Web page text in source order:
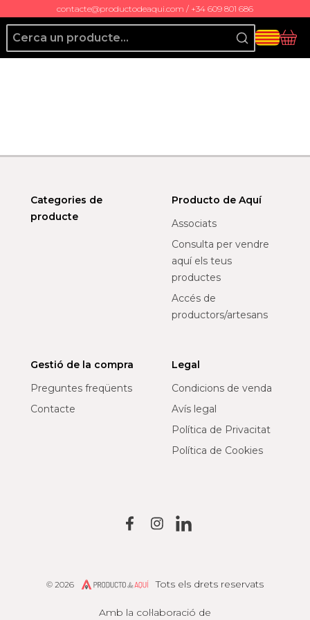
contacte@productodeaqui.com / +34 609 801 686
Producto de Aquí
Categories de
producte
Producto de Aquí
Associats
Consulta per vendre
aquí els teus
productes
Accés de
productors/artesans
Gestió de la compra
Preguntes freqüents
Contacte
Legal
Condicions de venda
Avís legal
Política de Privacitat
Política de Cookies
Amb la col·laboració de
© 2026 Producto de AquíTots els drets reservats